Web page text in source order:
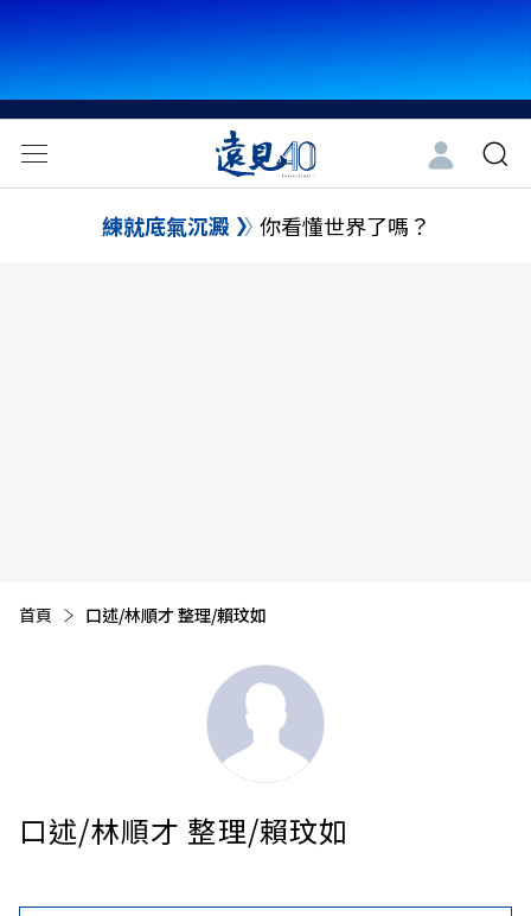
練就底氣沉澱 你看懂世界了嗎？
首頁 目前頁面：
口述/林順才 整理/賴玟如
口述/林順才 整理/賴玟如